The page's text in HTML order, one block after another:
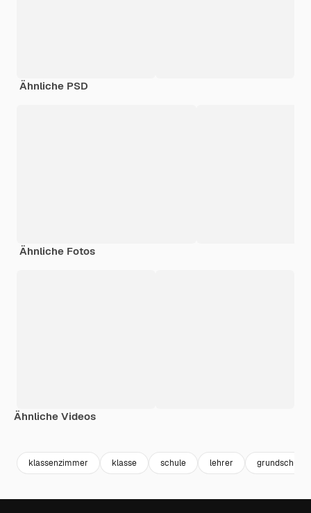
Ähnliche PSD
Ähnliche Fotos
Ähnliche Videos
klassenzimmer klasse schule lehrer grundschule